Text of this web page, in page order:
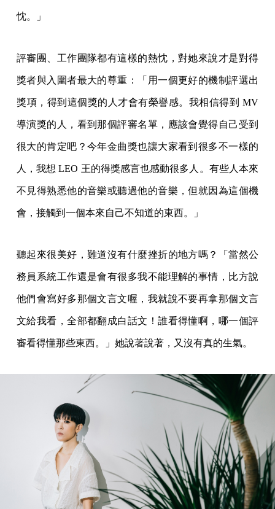
忱。」
評審團、工作團隊都有這樣的熱忱，對她來說才是對得
獎者與入圍者最大的尊重：「用一個更好的機制評選出
獎項，得到這個獎的人才會有榮譽感。我相信得到 MV
導演獎的人，看到那個評審名單，應該會覺得自己受到
很大的肯定吧？今年金曲獎也讓大家看到很多不一樣的
人，我想 LEO 王的得獎感言也感動很多人。有些人本來
不見得熟悉他的音樂或聽過他的音樂，但就因為這個機
會，接觸到一個本來自己不知道的東西。」
聽起來很美好，難道沒有什麼挫折的地方嗎？「當然公
務員系統工作還是會有很多我不能理解的事情，比方說
他們會寫好多那個文言文喔，我就說不要再拿那個文言
文給我看，全部都翻成白話文！誰看得懂啊，哪一個評
審看得懂那些東西。」她說著說著，又沒有真的生氣。